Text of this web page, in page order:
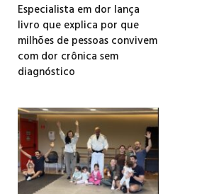
Especialista em dor lança
livro que explica por que
milhões de pessoas convivem
com dor crônica sem
diagnóstico